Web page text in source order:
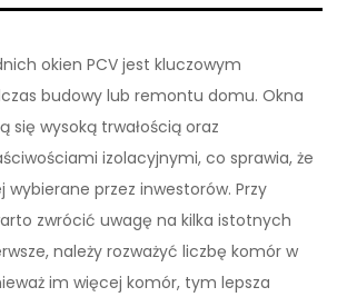
okien PCV jest kluczowym
budowy lub remontu domu. Okna
się wysoką trwałością oraz
izolacyjnymi, co sprawia, że
wybierane przez inwestorów. Przy
zwrócić uwagę na kilka istotnych
należy rozważyć liczbę komór w
im więcej komór, tym lepsza